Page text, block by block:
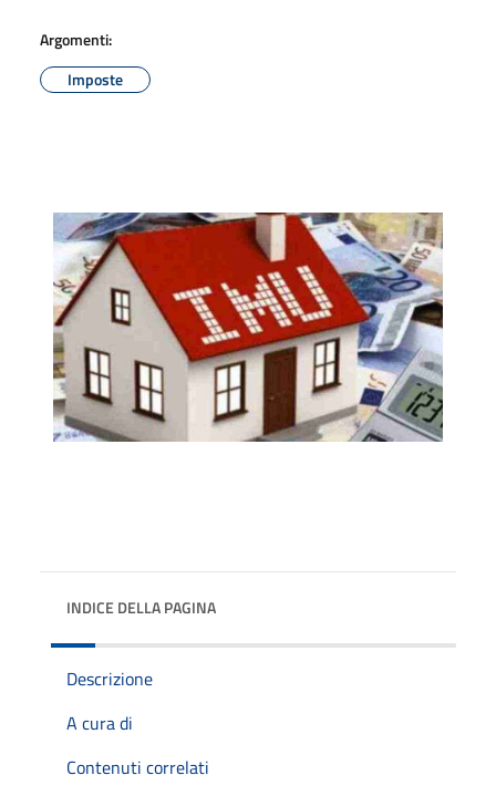
Argomenti:
Imposte
INDICE DELLA PAGINA
Descrizione
A cura di
Contenuti correlati